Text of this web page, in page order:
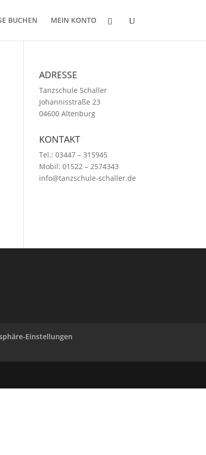
BUCHEN MEIN KONTO
ADRESSE
Tanzschule Schaller
Johannisstraße 23
04600 Altenburg
KONTAKT
Tel.: 03447 – 315945
Mobil: 01522 – 2574343
info@tanzschule-schaller.de
Einstellungen